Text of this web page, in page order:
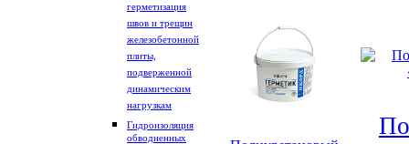
герметизация
швов и трещин
железобетонной
плиты,
подверженной
динамическим
нагрузкам
Гидроизоляция
обводненных